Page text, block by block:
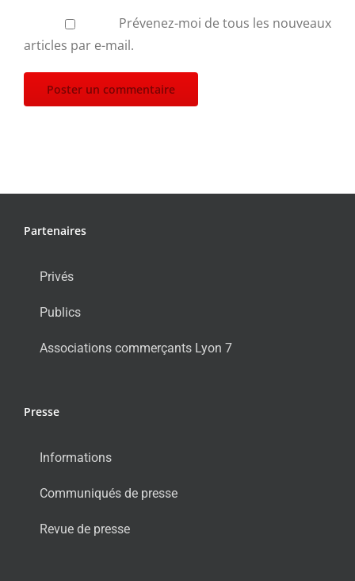
Prévenez-moi de tous les nouveaux
articles par e-mail.
Partenaires
Privés
Publics
Associations commerçants Lyon 7
Presse
Informations
Communiqués de presse
Revue de presse